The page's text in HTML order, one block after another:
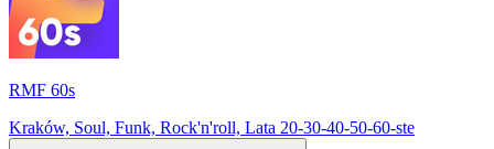
RMF 60s
Kraków, Soul, Funk, Rock'n'roll, Lata 20-30-40-50-60-ste